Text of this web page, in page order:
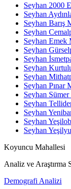
Seyhan 2000
Seyhan
Seyhan Barış
Seyhan
Seyhan Emek
Seyhan
Seyhan
Seyhan
Seyhan
Seyhan Pınar
Seyhan
Seyhan
Seyhan
Seyhan
Seyhan
Koyuncu Mahallesi
Analiz ve Araştırma
Demografi Analizi